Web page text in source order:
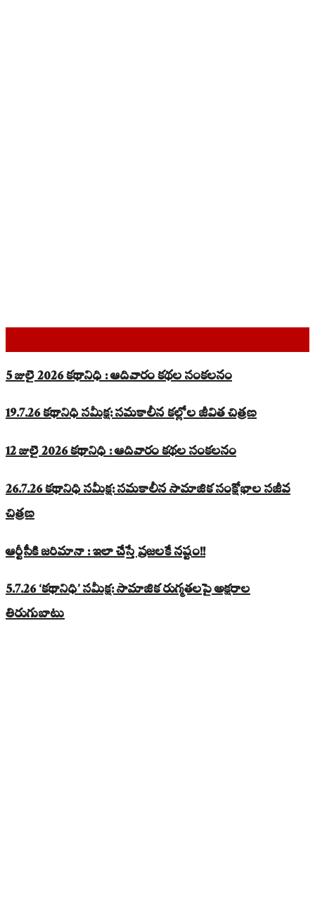
5 జులై 2026 కథానిధి : ఆదివారం కథల సంకలనం
19.7.26 కథానిధి సమీక్ష: సమకాలీన కల్లోల జీవిత చిత్రణ
12 జులై 2026 కథానిధి : ఆదివారం కథల సంకలనం
26.7.26 కథానిధి సమీక్ష: సమకాలీన సామాజిక సంక్షోభాల సజీవ
చిత్రణ
ఆర్టీసీకి జరిమానా : ఇలా చేస్తే ప్రజలకే నష్టం!!
5.7.26 ‘కథానిధి’ సమీక్ష: సామాజిక రుగ్మతలపై అక్షరాల
తిరుగుబాటు